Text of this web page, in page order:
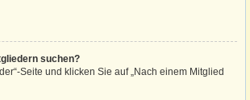
suchen?
Seite und klicken Sie auf „Nach einem Mitglied